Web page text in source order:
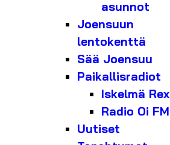
asunnot
Joensuun
lentokenttä
Sää Joensuu
Paikallisradiot
Iskelmä Rex
Radio Oi FM
Uutiset